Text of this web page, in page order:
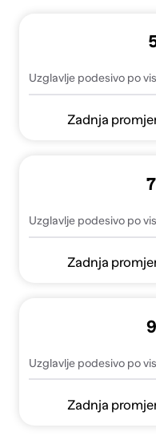
Uzglavlje podesivo po
Zadnja
Uzglavlje podesivo po
Zadnja
Uzglavlje podesivo po
Zadnja